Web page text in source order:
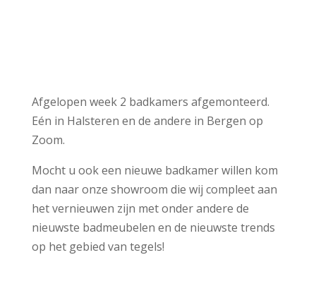
Afgelopen week 2 badkamers afgemonteerd.
Eén in Halsteren en de andere in Bergen op
Zoom.
Mocht u ook een nieuwe badkamer willen kom
dan naar onze showroom die wij compleet aan
het vernieuwen zijn met onder andere de
nieuwste badmeubelen en de nieuwste trends
op het gebied van tegels!